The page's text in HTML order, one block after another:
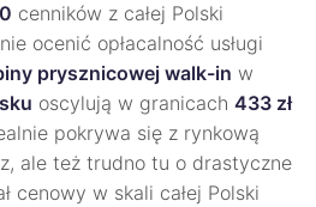
cenników z całej Polski
ocenić opłacalność usługi
prysznicowej walk-in w
oscylują w granicach 433 zł
pokrywa się z rynkową
ale też trudno tu o drastyczne
cenowy w skali całej Polski